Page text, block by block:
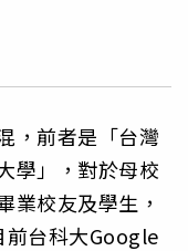
，前者是「台灣
學」，對於母校
業校友及學生，
前台科大Google